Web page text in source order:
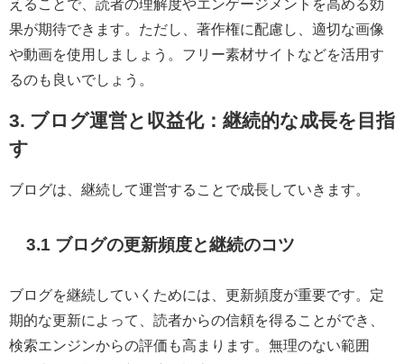
えることで、読者の理解度やエンゲージメントを高める効
果が期待できます。ただし、著作権に配慮し、適切な画像
や動画を使用しましょう。フリー素材サイトなどを活用す
るのも良いでしょう。
3. ブログ運営と収益化：継続的な成長を目指
す
ブログは、継続して運営することで成長していきます。
3.1 ブログの更新頻度と継続のコツ
ブログを継続していくためには、更新頻度が重要です。定
期的な更新によって、読者からの信頼を得ることができ、
検索エンジンからの評価も高まります。無理のない範囲